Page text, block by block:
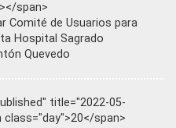
span>
Comité de Usuarios para
Hospital Sagrado
Quevedo
title="2022-05-
class="day">20</span>